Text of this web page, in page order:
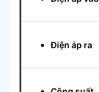
Điện áp ra